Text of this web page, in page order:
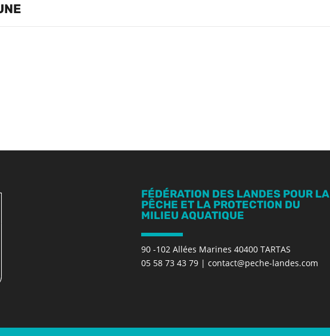
FÉDÉRATION DES LANDES POUR LA
PÊCHE ET LA PROTECTION DU
MILIEU AQUATIQUE
90 -102 Allées Marines 40400 TARTAS
05 58 73 43 79| contact@peche-landes.com